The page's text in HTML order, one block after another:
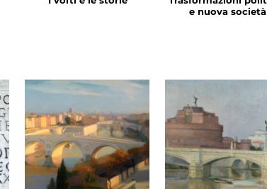
e nuova società